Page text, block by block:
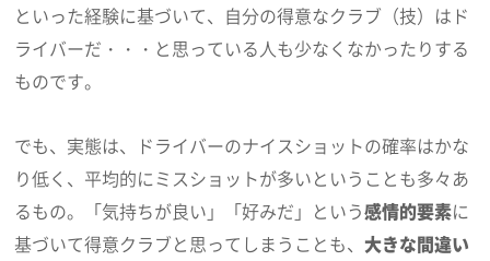
といった経験に基づいて、自分の得意なクラブ（技）はド
ライバーだ・・・と思っている人も少なくなかったりする
ものです。
でも、実態は、ドライバーのナイスショットの確率はかな
り低く、平均的にミスショットが多いということも多々あ
るもの。「気持ちが良い」「好みだ」という感情的要素に
基づいて得意クラブと思ってしまうことも、大きな間違い